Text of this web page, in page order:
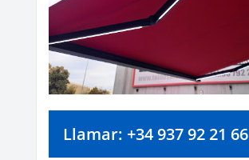
Llamar: +34 937 92 21 66